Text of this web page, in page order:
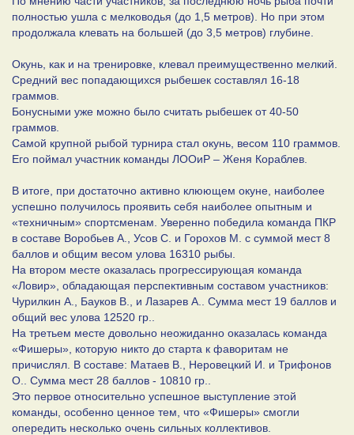
полностью ушла с мелководья (до 1,5 метров). Но при этом
продолжала клевать на большей (до 3,5 метров) глубине.
Окунь, как и на тренировке, клевал преимущественно мелкий.
Средний вес попадающихся рыбешек составлял 16-18
граммов.
Бонусными уже можно было считать рыбешек от 40-50
граммов.
Самой крупной рыбой турнира стал окунь, весом 110 граммов.
Его поймал участник команды ЛООиР – Женя Кораблев.
В итоге, при достаточно активно клюющем окуне, наиболее
успешно получилось проявить себя наиболее опытным и
«техничным» спортсменам. Уверенно победила команда ПКР
в составе Воробьев А., Усов С. и Горохов М. с суммой мест 8
баллов и общим весом улова 16310 рыбы.
На втором месте оказалась прогрессирующая команда
«Ловир», обладающая перспективным составом участников:
Чурилкин А., Бауков В., и Лазарев А.. Сумма мест 19 баллов и
общий вес улова 12520 гр..
На третьем месте довольно неожиданно оказалась команда
«Фишеры», которую никто до старта к фаворитам не
причислял. В составе: Матаев В., Неровецкий И. и Трифонов
О.. Сумма мест 28 баллов - 10810 гр..
Это первое относительно успешное выступление этой
команды, особенно ценное тем, что «Фишеры» смогли
опередить несколько очень сильных коллективов.